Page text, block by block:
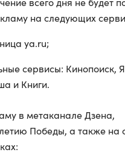
на следующих
ya.ru;
сервисы: Кинопоиск,
и Книги.
в метаканале Дзена,
Победы, а также на